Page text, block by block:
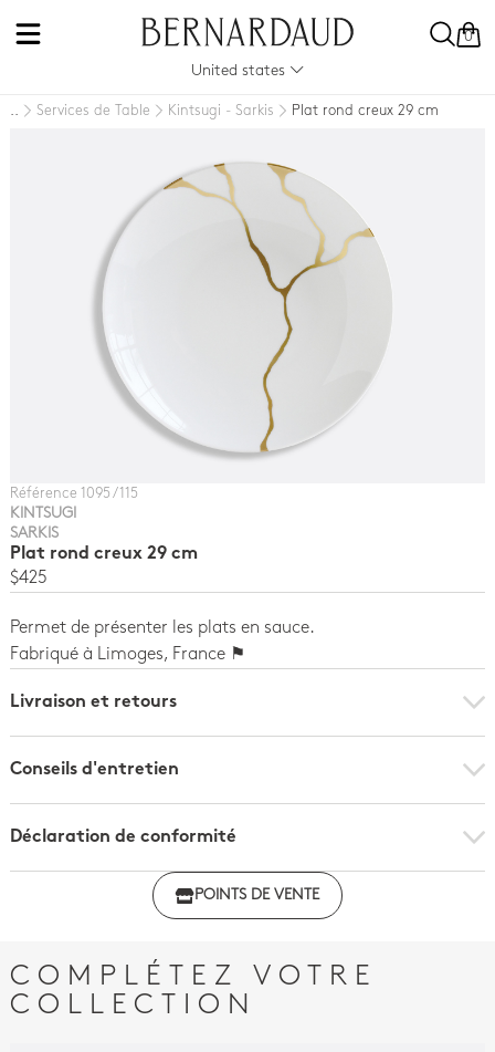
0
United states
.. Services de Table Kintsugi - Sarkis Plat rond creux 29 cm
Référence 1095 / 115
KINTSUGI
SARKIS
Plat rond creux 29 cm
$425
Permet de présenter les plats en sauce.
Fabriqué à Limoges, France ⚑
Livraison et retours
Conseils d'entretien
Déclaration de conformité
Déclaration de conformité
POINTS DE VENTE
COMPLÉTEZ VOTRE
COLLECTION